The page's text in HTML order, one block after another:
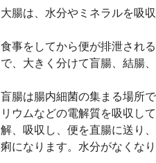
大腸は、水分やミネラルを吸
食事をしてから便が排泄され
で、大きく分けて盲腸、結腸
盲腸は腸内細菌の集まる場所
リウムなどの電解質を吸収し
解、吸収し、便を直腸に送り
痢になります。水分がなくな